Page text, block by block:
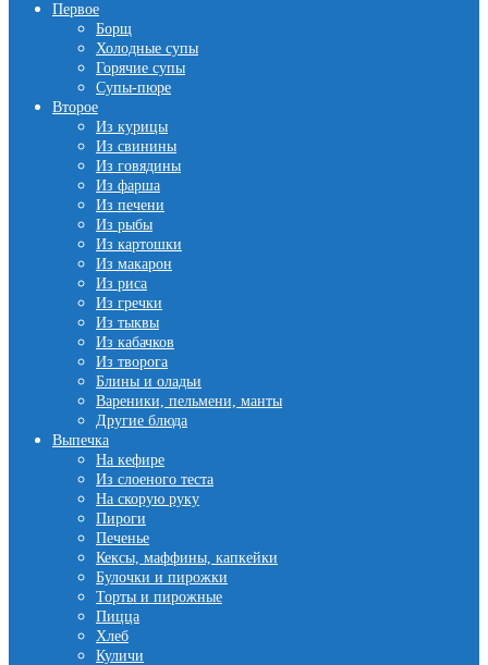
Первое
Борщ
Холодные супы
Горячие супы
Супы-пюре
Второе
Из курицы
Из свинины
Из говядины
Из фарша
Из печени
Из рыбы
Из картошки
Из макарон
Из риса
Из гречки
Из тыквы
Из кабачков
Из творога
Блины и оладьи
Вареники, пельмени, манты
Другие блюда
Выпечка
На кефире
Из слоеного теста
На скорую руку
Пироги
Печенье
Кексы, маффины, капкейки
Булочки и пирожки
Торты и пирожные
Пицца
Хлеб
Куличи